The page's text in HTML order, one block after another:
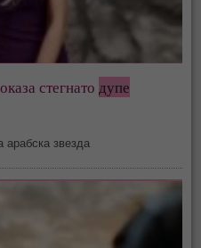
стегнатодупе
арабска звезда